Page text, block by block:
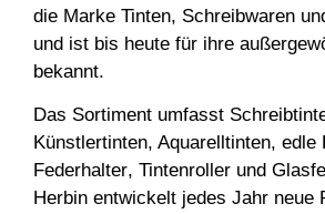
die Marke Tinten, Schreibwaren
und ist bis heute für ihre
bekannt.
Das Sortiment umfasst
Künstlertinten, Aquarelltinten, edle
Federhalter, Tintenroller und
Herbin entwickelt jedes Jahr neue